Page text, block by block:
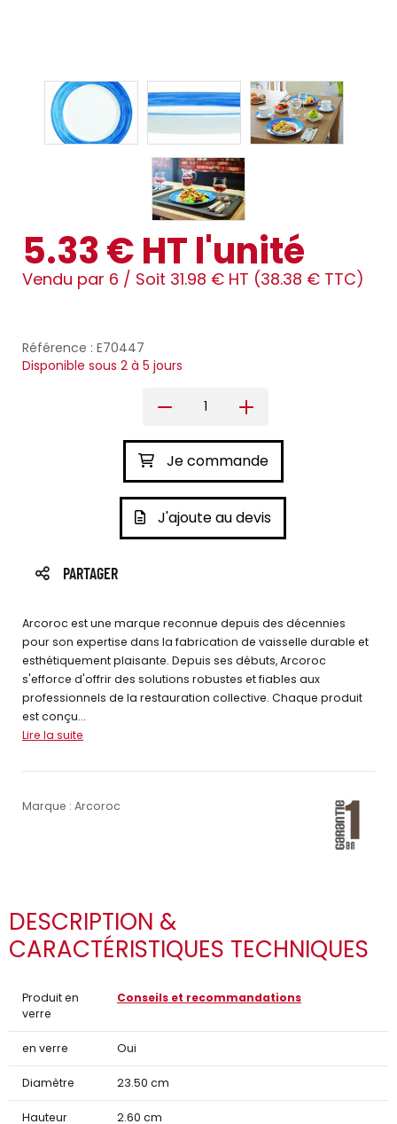
5.33 € HT l'unité
Vendu par 6 / Soit 31.98 € HT (38.38 € TTC)
Référence : E70447
Disponible sous 2 à 5 jours
Je commande
J'ajoute au devis
PARTAGER
Arcoroc est une marque reconnue depuis des décennies
pour son expertise dans la fabrication de vaisselle durable et
esthétiquement plaisante. Depuis ses débuts, Arcoroc
s'efforce d'offrir des solutions robustes et fiables aux
professionnels de la restauration collective. Chaque produit
est conçu...
Lire la suite
Marque : Arcoroc
DESCRIPTION &
CARACTÉRISTIQUES TECHNIQUES
Produit en
verre
Conseils et recommandations
en verre Oui
Diamètre 23.50 cm
Hauteur 2.60 cm